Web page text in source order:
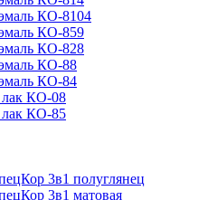
КО-8104
КО-859
КО-828
КО-88
КО-84
лак КО-08
лак КО-85
3в1 полуглянец
3в1 матовая